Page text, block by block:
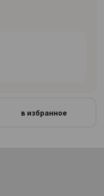
в избранное